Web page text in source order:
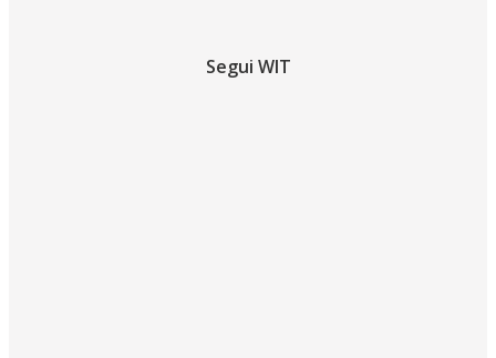
Segui WIT